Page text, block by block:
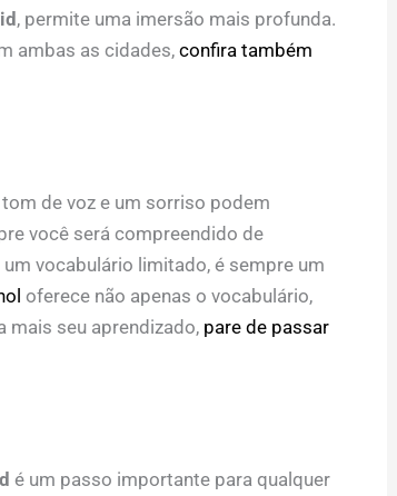
, permite uma imersão mais profunda.
ambas as cidades,confira também
de voz e um sorriso podem
você será compreendido de
vocabulário limitado, é sempre um
oferece não apenas o vocabulário,
mais seu aprendizado, pare de passar
é um passo importante para qualquer